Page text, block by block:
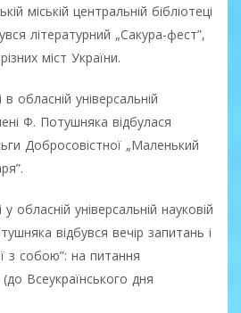
міській центральній бібліотеці
літературний „Сакура-фест”,
міст України.
обласній універсальній
Ф. Потушняка відбулася
Добросовістної „Маленький
обласній універсальній науковій
відбувся вечір запитань і
з собою”: на питання
Всеукраїнського дня